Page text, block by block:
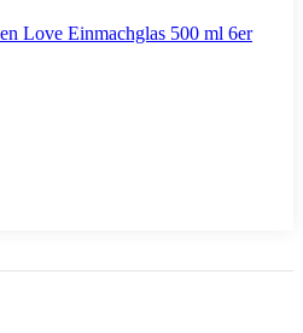
Love Einmachglas 500 ml 6er